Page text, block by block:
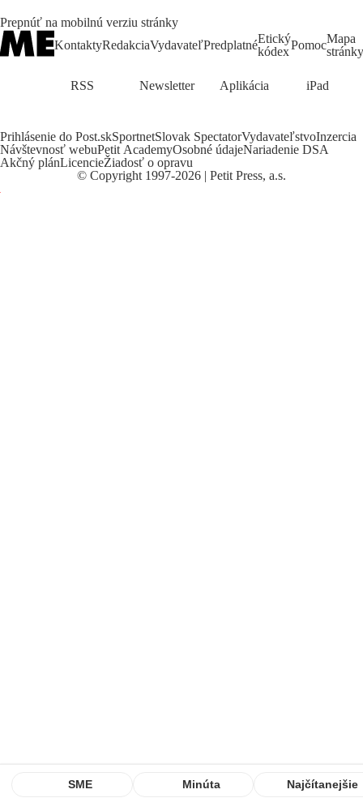
SME Minúta Najčítanejšie
Prepnúť na mobilnú verziu stránky
KontaktyRedakciaVydavateľPredplatnéEtický
kódexPomocMapa
stránky
RSS Newsletter Aplikácia iPad
Prihlásenie do Post.skSportnetSlovak SpectatorVydavateľstvoInzercia
Návštevnosť webuPetit AcademyOsobné údajeNariadenie DSA
Akčný plánLicencieŽiadosť o opravu
© Copyright1997-2026 | Petit Press, a.s.